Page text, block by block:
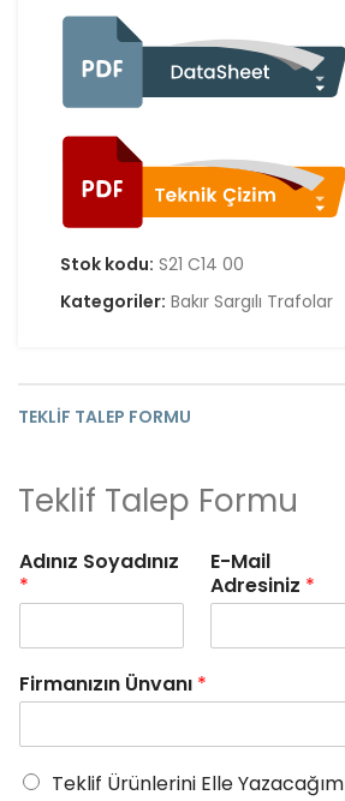
Stok kodu: S21 C14 00
Kategoriler: Bakır Sargılı Trafolar
TEKLIF TALEP FORMU
Teklif Talep Formu
Adınız Soyadınız
*
E-Mail
Adresiniz *
Firmanızın Ünvanı *
Teklif Ürünlerini Elle Yazacağım